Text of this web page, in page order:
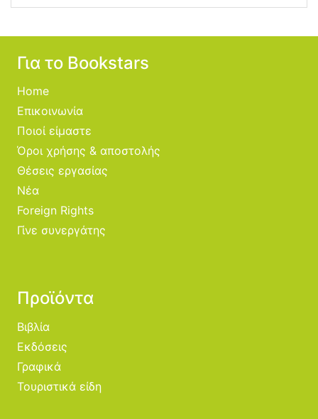
Για το Bookstars
Home
Επικοινωνία
Ποιοί είμαστε
Όροι χρήσης & αποστολής
Θέσεις εργασίας
Νέα
Foreign Rights
Γίνε συνεργάτης
Προϊόντα
Βιβλία
Εκδόσεις
Γραφικά
Τουριστικά είδη